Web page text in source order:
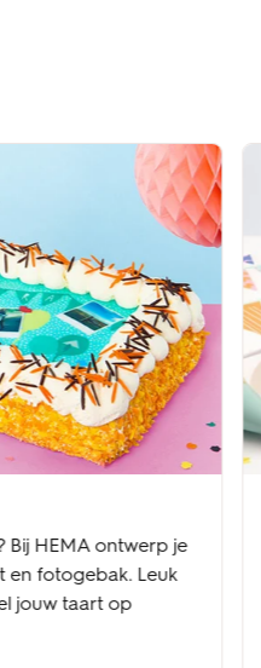
HEMA ontwerp je
en fotogebak. Leuk
jouw taart op